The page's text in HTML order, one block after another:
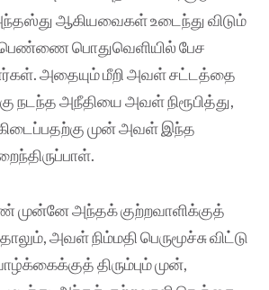
ஆகியவைகள் உடைந்து விடும்
பொதுவெளியில் பேச
அதையும் மீறி அவள் சட்டத்தை
நடந்த அநீதியை அவள் நிரூபித்து,
முன் அவள் இந்த
முன்னே அந்தக் குற்றவாளிக்குத்
அவள் நிம்மதி பெருமூச்சு விட்டு
திரும்பும் முன்,